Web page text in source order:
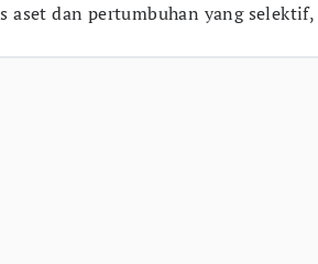
aset dan pertumbuhan yang selektif,